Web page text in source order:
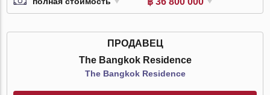
ПРОДАВЕЦ
The Bangkok Residence
The Bangkok Residence